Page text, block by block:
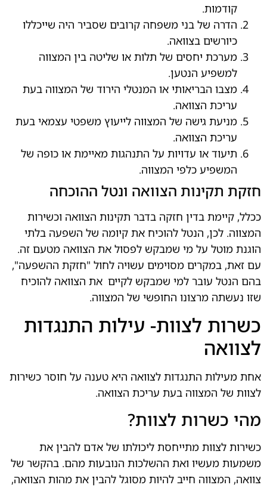
קודמות.
הדרה של בני משפחה קרובים שסביר היה שייכללו
כיורשים בצוואה.
מערכת יחסים של תלות או שליטה בין המצווה
למשפיע הנטען.
מצבו הבריאותי או המנטלי הירוד של המצווה בעת
עריכת הצוואה.
מניעת גישה של המצווה לייעוץ משפטי עצמאי בעת
עריכת הצוואה.
תיעוד או עדויות על התנהגות מאיימת או כופה של
המשפיע כלפי המצווה.
חזקת תקינות הצוואה ונטל ההוכחה
ככלל, קיימת בדין חזקה בדבר תקינות הצוואה וכשירות
המצווה. לכן, הנטל להוכיח את קיומה של השפעה בלתי
הוגנת מוטל על מי שמבקש לפסול את הצוואה מטעם זה.
עם זאת, במקרים מסוימים עשויה לחול "חזקת ההשפעה",
בהם הנטל עובר למי שמבקש לקיים את הצוואה להוכיח
שזו נעשתה מרצונו החופשי של המצווה.
כשרות לצוות- עילות התנגדות
לצוואה
אחת מעילות התנגדות לצוואה היא טענה על חוסר כשירות
לצוות של המצווה בעת עריכת הצוואה.
מהי כשרות לצוות?
כשירות לצוות מתייחסת ליכולתו של אדם להבין את
משמעות מעשיו ואת ההשלכות הנובעות מהם. בהקשר של
צוואה, המצווה חייב להיות מסוגל להבין את מהות הצוואה,